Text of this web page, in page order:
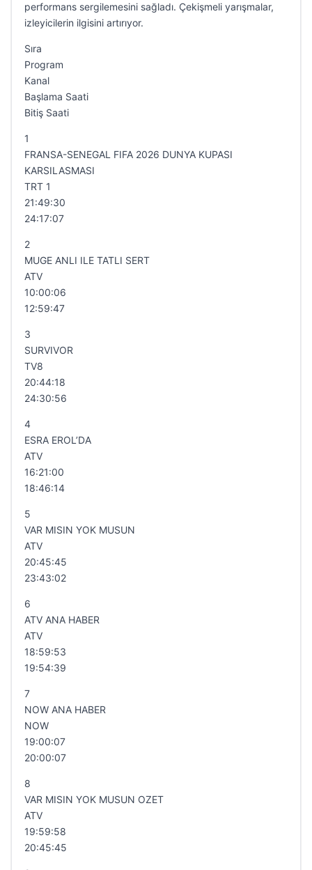
performans sergilemesini sağladı. Çekişmeli yarışmalar,
izleyicilerin ilgisini artırıyor.
Sıra
Program
Kanal
Başlama Saati
Bitiş Saati
1
FRANSA-SENEGAL FIFA 2026 DUNYA KUPASI
KARSILASMASI
TRT 1
21:49:30
24:17:07
2
MUGE ANLI ILE TATLI SERT
ATV
10:00:06
12:59:47
3
SURVIVOR
TV8
20:44:18
24:30:56
4
ESRA EROL’DA
ATV
16:21:00
18:46:14
5
VAR MISIN YOK MUSUN
ATV
20:45:45
23:43:02
6
ATV ANA HABER
ATV
18:59:53
19:54:39
7
NOW ANA HABER
NOW
19:00:07
20:00:07
8
VAR MISIN YOK MUSUN OZET
ATV
19:59:58
20:45:45